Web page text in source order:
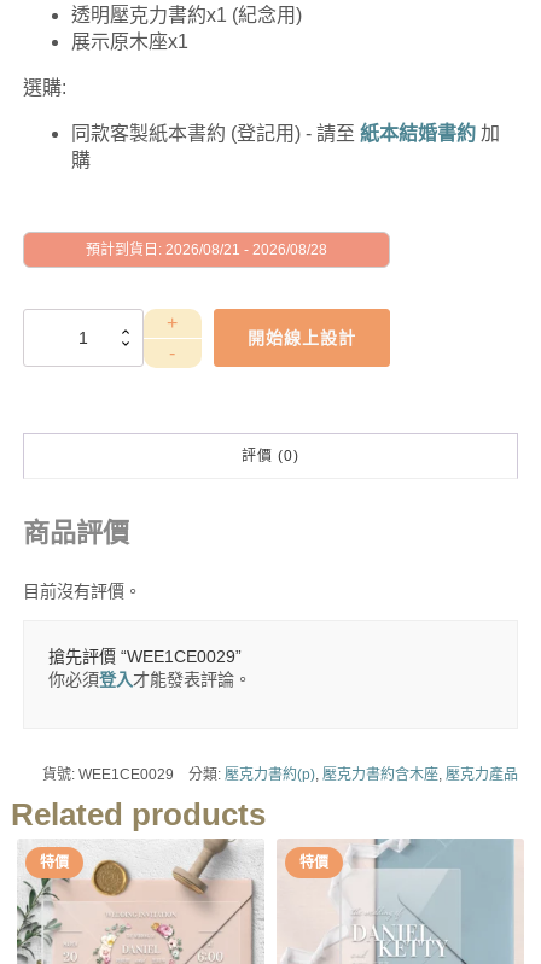
透明壓克力書約x1 (紀念用)
展示原木座x1
選購:
同款客製紙本書約 (登記用) - 請至 紙本結婚書約加
購
預計到貨日: 2026/08/21 - 2026/08/28
WEE1CE0029
開始線上設計
評價 (0)
商品評價
目前沒有評價。
搶先評價 “WEE1CE0029”
你必須登入才能發表評論。
貨號:WEE1CE0029 分類:壓克力書約(p) ,壓克力書約含木座 ,壓克力產品
Related products
特價 特價